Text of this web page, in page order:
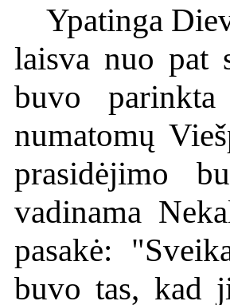
Ypatinga
laisva nuo pat
buvo
numatomų
prasidėjimo
vadinama
pasakė:
buvo tas, kad